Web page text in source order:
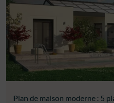
Plan de maison moderne : 5